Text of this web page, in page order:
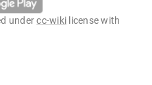
undercc-wiki license with